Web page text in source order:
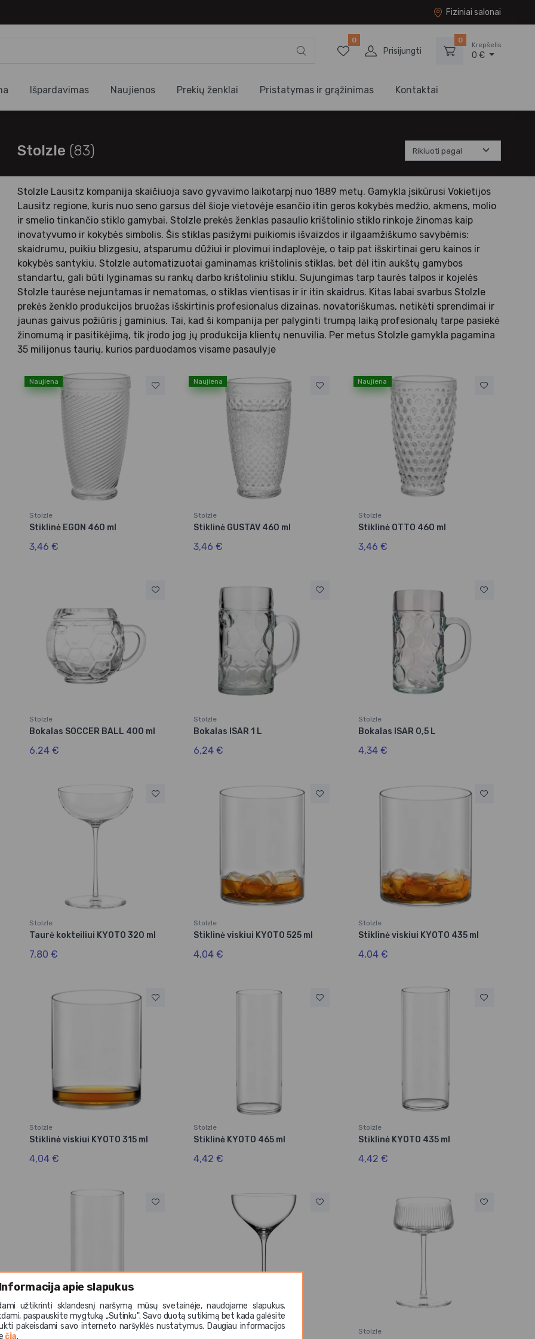
Informacija apie slapukus
užtikrinti sklandesnį naršymą mūsų svetainėje, naudojame slapukus.
paspauskite mygtuką ,,Sutinku". Savo duotą sutikimą bet kada galėsite
pakeisdami savo interneto naršyklės nustatymus. Daugiau informacijos
čia.
Fiziniai salonai
0
Prisijungti
0
Krepšelis
0 €
Išpardavimas Naujienos Prekių ženklai Pristatymas ir grąžinimas Kontaktai
Stolzle (83)
Stolzle Lausitz kompanija skaičiuoja savo gyvavimo laikotarpį nuo 1889 metų. Gamykla įsikūrusi Vokietijos
Lausitz regione, kuris nuo seno garsus dėl šioje vietovėje esančio itin geros kokybės medžio, akmens, molio
ir smelio tinkančio stiklo gamybai. Stolzle prekės ženklas pasaulio krištolinio stiklo rinkoje žinomas kaip
inovatyvumo ir kokybės simbolis. Šis stiklas pasižymi puikiomis išvaizdos ir ilgaamžiškumo savybėmis:
skaidrumu, puikiu blizgesiu, atsparumu dūžiui ir plovimui indaplovėje, o taip pat išskirtinai geru kainos ir
kokybės santykiu. Stolzle automatizuotai gaminamas krištolinis stiklas, bet dėl itin aukštų gamybos
standartu, gali būti lyginamas su rankų darbo krištoliniu stiklu. Sujungimas tarp taurės talpos ir kojelės
Stolzle taurėse nejuntamas ir nematomas, o stiklas vientisas ir ir itin skaidrus. Kitas labai svarbus Stolzle
prekės ženklo produkcijos bruožas išskirtinis profesionalus dizainas, novatoriškumas, netikėti sprendimai ir
jaunas gaivus požiūris į gaminius. Tai, kad ši kompanija per palyginti trumpą laiką profesionalų tarpe pasiekė
žinomumą ir pasitikėjimą, tik įrodo jog jų produkcija klientų nenuvilia. Per metus Stolzle gamykla pagamina
35 milijonus taurių, kurios parduodamos visame pasaulyje
Naujiena
Stolzle
Stiklinė EGON 460 ml
3,46 €
Naujiena
Stolzle
Stiklinė GUSTAV 460 ml
3,46 €
Naujiena
Stolzle
Stiklinė OTTO 460 ml
3,46 €
Stolzle
Bokalas SOCCER BALL 400 ml
6,24 €
Stolzle
Bokalas ISAR 1 L
6,24 €
Stolzle
Bokalas ISAR 0,5 L
4,34 €
Stolzle
Taurė kokteiliui KYOTO 320 ml
7,80 €
Stolzle
Stiklinė viskiui KYOTO 525 ml
4,04 €
Stolzle
Stiklinė viskiui KYOTO 435 ml
4,04 €
Stolzle
Stiklinė viskiui KYOTO 315 ml
4,04 €
Stolzle
Stiklinė KYOTO 465 ml
4,42 €
Stolzle
Stiklinė KYOTO 435 ml
4,42 €
Stolzle Stolzle Stolzle